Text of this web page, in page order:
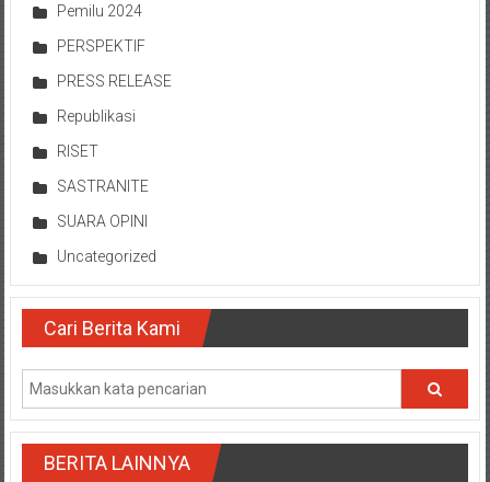
Pemilu 2024
PERSPEKTIF
PRESS RELEASE
Republikasi
RISET
SASTRANITE
SUARA OPINI
Uncategorized
Cari Berita Kami
BERITA LAINNYA